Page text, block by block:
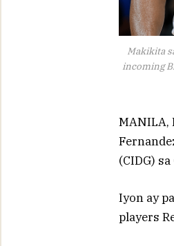
Makikita
incoming
MANILA,
(CIDG)
Iyon ay
players